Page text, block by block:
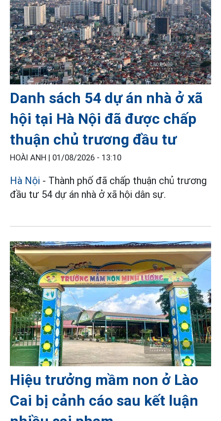
Danh sách 54 dự án nhà ở xã
hội tại Hà Nội đã được chấp
thuận chủ trương đầu tư
HOÀI ANH | 01/08/2026 - 13:10
Hà Nội - Thành phố đã chấp thuận chủ trương
đầu tư 54 dự án nhà ở xã hội dân sự.
Hiệu trưởng mầm non ở Lào
Cai bị cảnh cáo sau kết luận